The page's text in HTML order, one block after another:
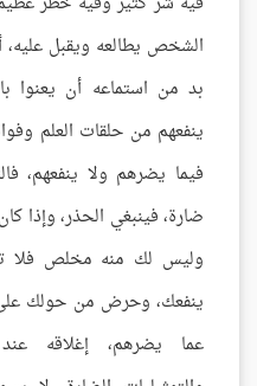
الشخص يطالعه ويقبل عليه،
بد من استماعه أن يعنوا
ينفعهم من حلقات العلم
فيما يضرهم ولا ينفعهم،
ضارة، فينبغي الحذر، وإذا
وليس لك منه مخلص فلا
ينفعك، وحرض من حولك على
عما يضرهم، إغلاقه عند